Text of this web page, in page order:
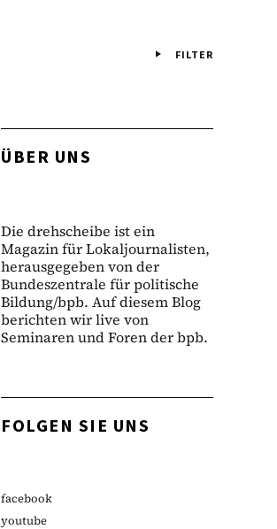
FILTER
ÜBER UNS
Die drehscheibe ist ein
Magazin für Lokaljournalisten,
herausgegeben von der
Bundeszentrale für politische
Bildung/bpb. Auf diesem Blog
berichten wir live von
Seminaren und Foren der bpb.
FOLGEN SIE UNS
facebook
youtube